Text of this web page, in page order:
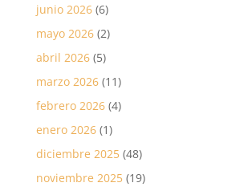
junio 2026(6)
mayo 2026(2)
abril 2026(5)
marzo 2026(11)
febrero 2026(4)
enero 2026(1)
diciembre 2025(48)
noviembre 2025(19)